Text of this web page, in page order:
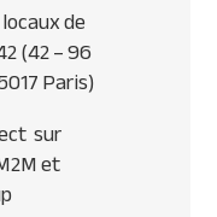
de
(42 – 96
Paris)
sur
et